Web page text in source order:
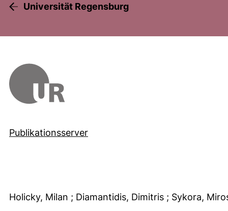
Universität Regensburg
Publikationsserver
Holicky, Milan ; Diamantidis, Dimitris ; Sykora,